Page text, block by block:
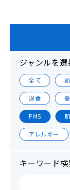
ジャンルを選
全て
過食
PMS
アレルギー
キーワード検